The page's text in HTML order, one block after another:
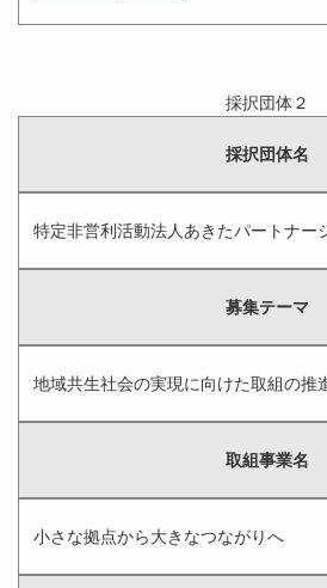
採択団体２
採択団体名
特定非営利活動法人あきたパートナー
募集テーマ
地域共生社会の実現に向けた取組の推
取組事業名
小さな拠点から大きなつながりへ